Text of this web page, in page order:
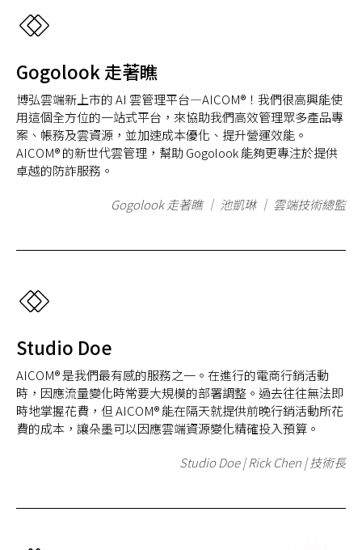
Gogolook 走著瞧
博弘雲端新上市的 AI 雲管理平台—AICOM®！我們很高興能使
用這個全方位的一站式平台，來協助我們高效管理眾多產品專
案、帳務及雲資源，並加速成本優化、提升營運效能。
AICOM® 的新世代雲管理，幫助 Gogolook 能夠更專注於提供
卓越的防詐服務。
Gogolook 走著瞧 ｜ 池凱琳 ｜ 雲端技術總監
Studio Doe
AICOM® 是我們最有感的服務之一。在進行的電商行銷活動
時，因應流量變化時常要大規模的部署調整。過去往往無法即
時地掌握花費，但 AICOM® 能在隔天就提供前晚行銷活動所花
費的成本，讓朵墨可以因應雲端資源變化精確投入預算。
Studio Doe | Rick Chen | 技術長